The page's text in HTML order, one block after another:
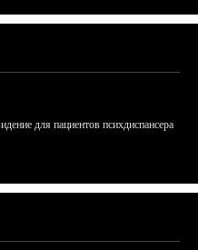
для пациентов психдиспансера